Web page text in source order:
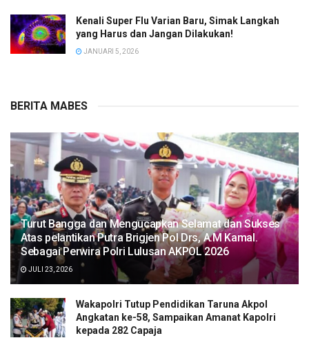
Kenali Super Flu Varian Baru, Simak Langkah
yang Harus dan Jangan Dilakukan!
JANUARI 5, 2026
BERITA MABES
Turut Bangga dan Mengucapkan Selamat dan Sukses
Atas pelantikan Putra Brigjen Pol Drs, A.M Kamal.
Sebagai Perwira Polri Lulusan AKPOL 2026
JULI 23, 2026
Wakapolri Tutup Pendidikan Taruna Akpol
Angkatan ke-58, Sampaikan Amanat Kapolri
kepada 282 Capaja